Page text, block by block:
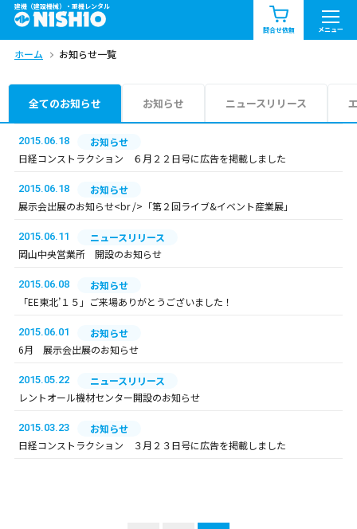
建機（建設機械）・重機レンタル
問合せ依頼 メニュー
商品一覧 お知らせ一覧
問合せ依頼リスト
エリア情報を見る
ホーム お知らせ一覧
全てのお知らせ お知らせ ニュースリリース
2015.06.18
お知らせ
日経コンストラクション ６月２２日号に広告を掲載しました
2015.06.18
お知らせ
展示会出展のお知らせ<br />「第２回ライブ&イベント産業展」
2015.06.11
ニュースリリース
岡山中央営業所 開設のお知らせ
2015.06.08
お知らせ
「EE東北’１５」ご来場ありがとうございました！
2015.06.01
お知らせ
6月 展示会出展のお知らせ
2015.05.22
ニュースリリース
レントオール機材センター開設のお知らせ
2015.03.23
お知らせ
日経コンストラクション ３月２３日号に広告を掲載しました